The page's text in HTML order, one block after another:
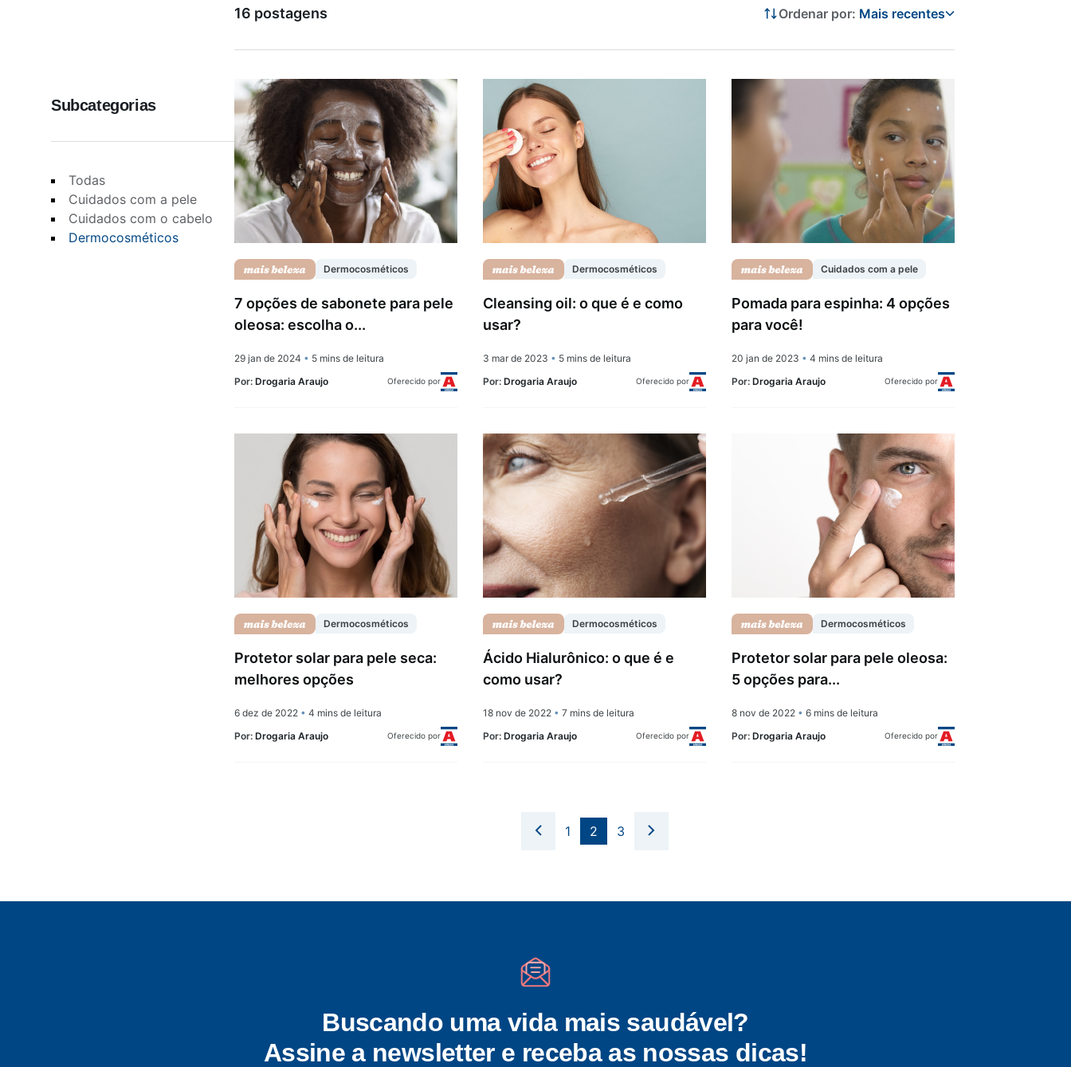
Saúde do homem
Subcategorias
Todas
Cuidados com a pele
Cuidados com o cabelo
Dermocosméticos
16 postagens Ordenar por: Mais recentes
Dermocosméticos
7 opções de sabonete para pele
oleosa: escolha o...
29 jan de 2024 • 5 mins de leitura
Por: Drogaria Araujo Oferecido por
Dermocosméticos
Cleansing oil: o que é e como
usar?
3 mar de 2023 • 5 mins de leitura
Por: Drogaria Araujo Oferecido por
Cuidados com a pele
Pomada para espinha: 4 opções
para você!
20 jan de 2023 • 4 mins de leitura
Por: Drogaria Araujo Oferecido por
Dermocosméticos
Protetor solar para pele seca:
melhores opções
6 dez de 2022 • 4 mins de leitura
Por: Drogaria Araujo Oferecido por
Dermocosméticos
Ácido Hialurônico: o que é e
como usar?
18 nov de 2022 • 7 mins de leitura
Por: Drogaria Araujo Oferecido por
Dermocosméticos
Protetor solar para pele oleosa:
5 opções para...
8 nov de 2022 • 6 mins de leitura
Por: Drogaria Araujo Oferecido por
1 2 3
Buscando uma vida mais saudável?
Assine a newsletter e receba as nossas dicas!